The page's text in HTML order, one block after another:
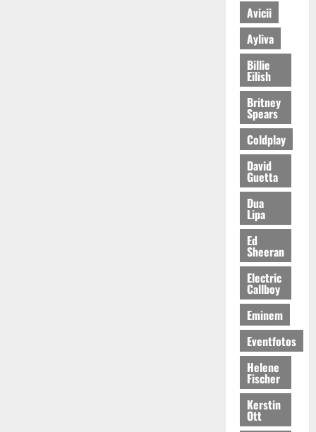
Avicii
Ayliva
Billie
Eilish
Britney
Spears
Coldplay
David
Guetta
Dua
Lipa
Ed
Sheeran
Electric
Callboy
Eminem
Eventfotos
Helene
Fischer
Kerstin
Ott